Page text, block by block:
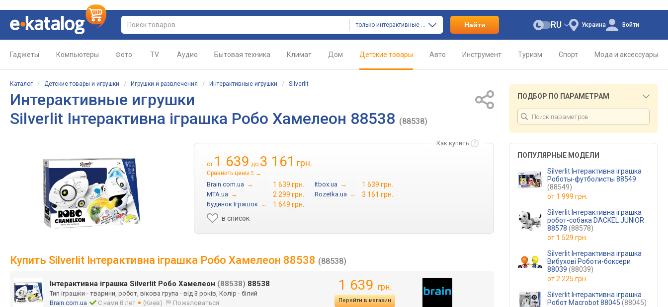
только интерактивные игрушки Найти Украина
RU Войти
Гаджеты Компьютеры Фото TV Аудио Бытовая техника Климат Дом Детские товары Авто Инструмент Туризм Спорт Мода и аксессуары
Каталог / Детские товары и игрушки / Игрушки и развлечения / Интерактивные игрушки / Silverlit
Интерактивные игрушки
Silverlit Інтерактивна іграшка Робо Хамелеон 88538 (88538)
Как купить
от 1 639 до 3 161 грн.
Сравнить цены 5 →
Brain.com.ua → 1 639 грн. Itbox.ua → 1 639 грн.
MTA.ua → 2 299 грн. Rozetka.ua → 3 161 грн.
Будинок Іграшок →
1 649 грн.
в список
Купить Silverlit Інтерактивна іграшка Робо Хамелеон 88538 (88538)
Інтерактивна іграшка Silverlit Робо Хамелеон (88538) 88538
Тип іграшки - тварини, робот, вікова група - від 3 років, Колір - білий
Brain.com.ua
С нами 8 лет (Киев) Пожаловаться
1 639 грн.
Перейти в магазин
ПОДБОР ПО ПАРАМЕТРАМ
ПОПУЛЯРНЫЕ МОДЕЛИ
Silverlit Інтерактивна іграшка
Роботы-футболисты 88549
(88549)
от 1 999 грн.
Silverlit Інтерактивна іграшка
робот-собака DACKEL JUNIOR
88578 (88578)
от 1 529 грн.
Silverlit Інтерактивна іграшка
Вибухові Роботи-боксери
88039 (88039)
от2 225 грн.
Silverlit Інтерактивна іграшка
Робот Macrobot 88045 (88045)